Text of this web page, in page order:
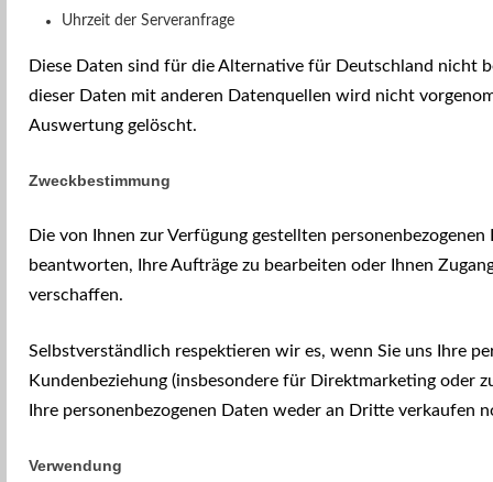
Uhrzeit der Serveranfrage
Diese Daten sind für die Alternative für Deutschland nicht
dieser Daten mit anderen Datenquellen wird nicht
Auswertung gelöscht.
Zweckbestimmung
Die von Ihnen zur Verfügung gestellten
beantworten, Ihre Aufträge zu bearbeiten oder Ihnen
verschaffen.
Selbstverständlich respektieren wir es, wenn Sie uns Ihre
Kundenbeziehung (insbesondere für Direktmarketing oder
Ihre personenbezogenen Daten weder an Dritte verkaufen
Verwendung